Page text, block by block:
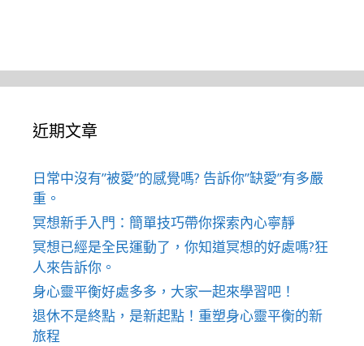
近期文章
日常中沒有”被愛”的感覺嗎? 告訴你”缺愛”有多嚴
重。
冥想新手入門：簡單技巧帶你探索內心寧靜
冥想已經是全民運動了，你知道冥想的好處嗎?狂
人來告訴你。
身心靈平衡好處多多，大家一起來學習吧！
退休不是終點，是新起點！重塑身心靈平衡的新
旅程